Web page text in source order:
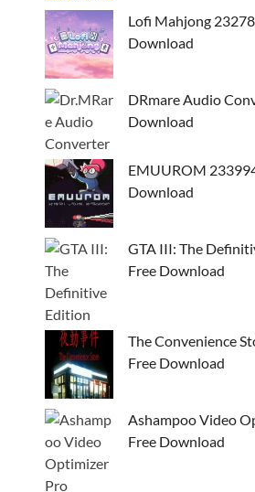
Lofi Mahjong
Download
DRmare Audio
Download
EMUUROM
Download
GTA III: The
Free Download
The Convenience
Free Download
Ashampoo Video
Free Download